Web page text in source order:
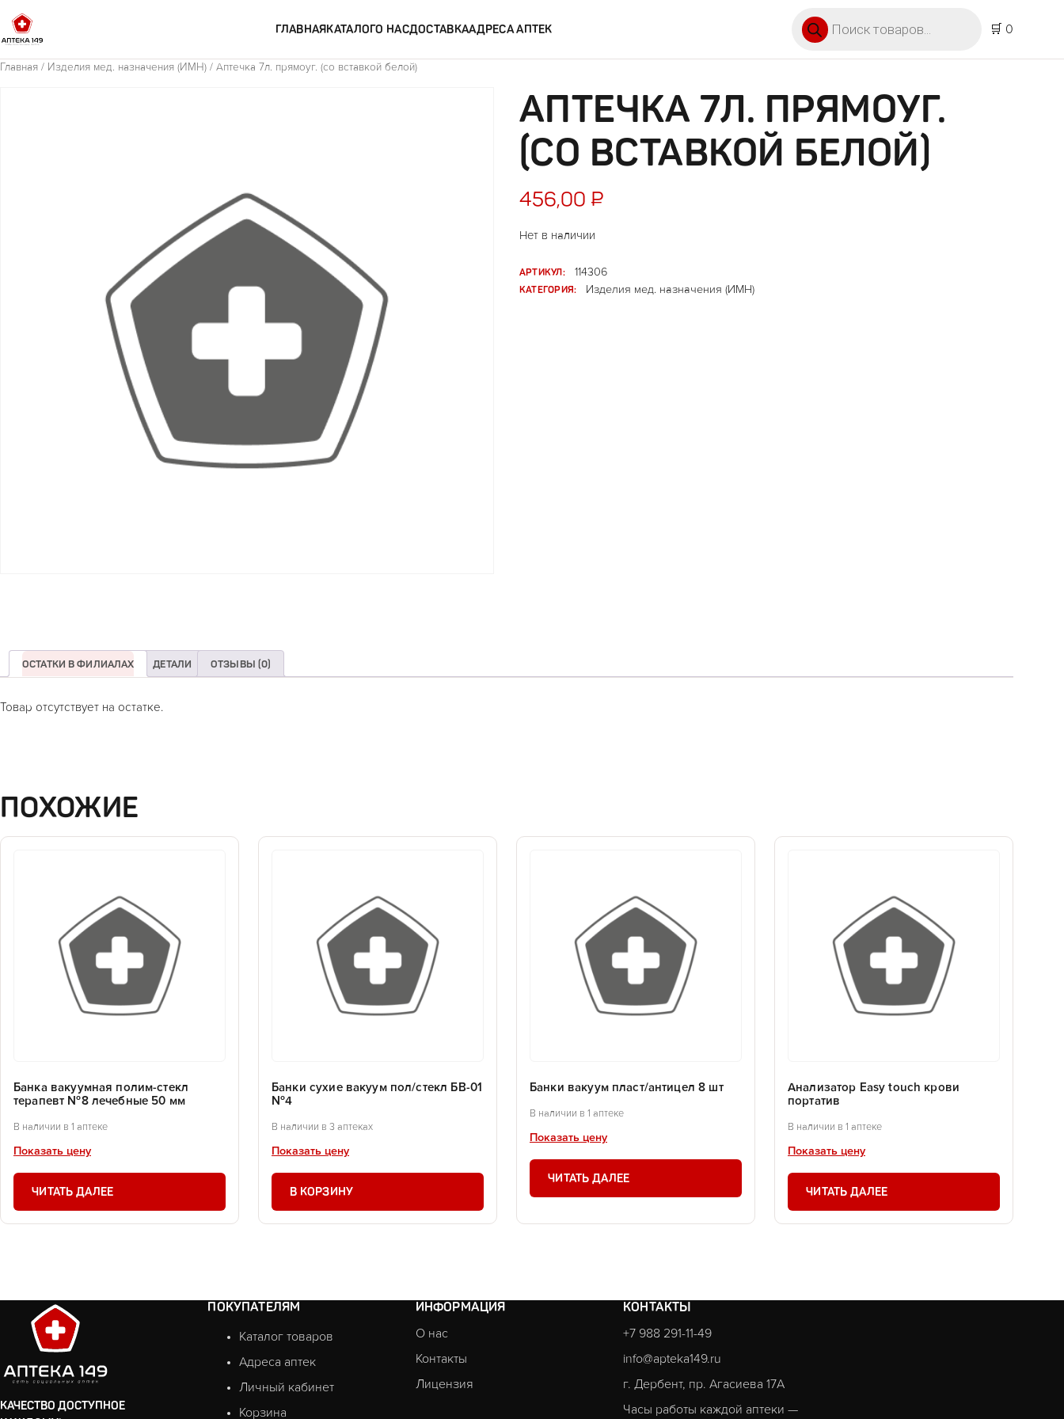
ГЛАВНАЯКАТАЛОГО НАСДОСТАВКААДРЕСА АПТЕК
🛒 0
Главная / Изделия мед. назначения (ИМН) / Аптечка 7л. прямоуг. (со вставкой белой)
АПТЕЧКА 7Л. ПРЯМОУГ.
(СО ВСТАВКОЙ БЕЛОЙ)
456,00 ₽
Нет в наличии
АРТИКУЛ:
114306
КАТЕГОРИЯ:
Изделия мед. назначения (ИМН)
ОСТАТКИ В ФИЛИАЛАХ ДЕТАЛИ ОТЗЫВЫ (0)
Товар отсутствует на остатке.
ПОХОЖИЕ
Банка вакуумная полим-стекл
терапевт №8 лечебные 50 мм
В наличии в 1 аптеке
Показать цену
ЧИТАТЬ ДАЛЕЕ
Банки сухие вакуум пол/стекл БВ-01
№4
В наличии в 3 аптеках
Показать цену
В КОРЗИНУ
Банки вакуум пласт/антицел 8 шт
В наличии в 1 аптеке
Показать цену
ЧИТАТЬ ДАЛЕЕ
Анализатор Еasy touch крови
портатив
В наличии в 1 аптеке
Показать цену
ЧИТАТЬ ДАЛЕЕ
КАЧЕСТВО ДОСТУПНОЕ
ПОКУПАТЕЛЯМ
Каталог товаров
Адреса аптек
Личный кабинет
Корзина
ИНФОРМАЦИЯ
О нас
Контакты
Лицензия
КОНТАКТЫ
+7 988 291-11-49
info@apteka149.ru
г. Дербент, пр. Агасиева 17А
Часы работы каждой аптеки —